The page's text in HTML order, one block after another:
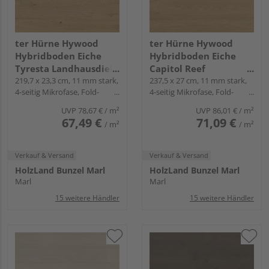
ter Hürne Hywood
Hybridboden Eiche
Tyresta Landhausdiele
lackiert extramatt
natürlich - CLASSIC
COLLECTION
219,7 x 23,3 cm, 11 mm stark,
4-seitig Mikrofase, Fold-
UVP 78,67 €/ m²
67,49 € / m²
Verkauf & Versand
HolzLand Bunzel Marl
Marl
15 weitere Händler
ter Hürne Hywood
Hybridboden Eiche
Capitol Reef
Landhausdiele lackiert
extramatt ruhig -
Noblesse Collection
237,5 x 27 cm, 11 mm stark,
4-seitig Mikrofase, Fold-
UVP 86,01 €/ m²
71,09 € / m²
Verkauf & Versand
HolzLand Bunzel Marl
Marl
15 weitere Händler